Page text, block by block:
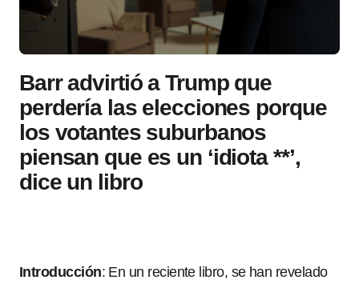
Barr advirtió a Trump que
perdería las elecciones porque
los votantes suburbanos
piensan que es un ‘idiota **’,
dice un libro
Introducción: En un reciente libro, se han revelado